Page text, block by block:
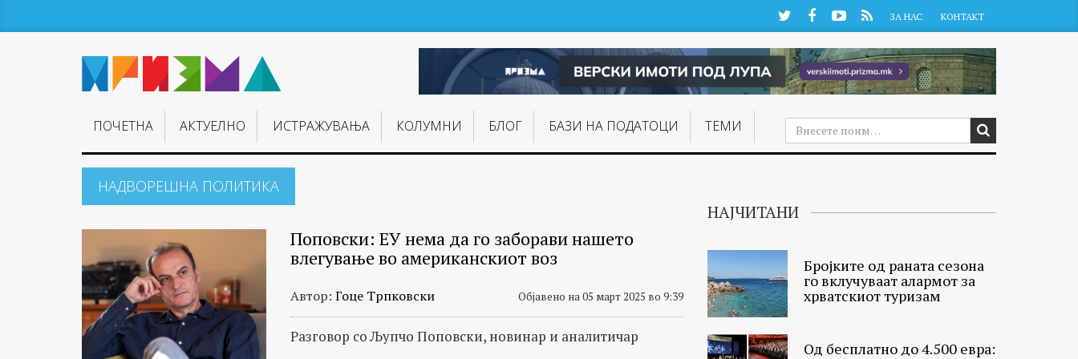
TwitterFacebookYouTube
RSS ЗА НАС КОНТАКТ
ПОЧЕТНА АКТУЕЛНО ИСТРАЖУВАЊA КОЛУМНИ БЛОГ БАЗИ НА ПОДАТОЦИ ТЕМИ
НАДВОРЕШНА ПОЛИТИКА
Поповски: ЕУ нема да го заборави нашето
влегување во американскиот воз
Автор: Гоце Трпковски Објавено на 05 март 2025 во 9:39
Разговор со Љупчо Поповски, новинар и аналитичар
НАЈЧИТАНИ
Бројките од раната сезона
го вклучуваат алармот за
хрватскиот туризам
Од бесплатно до 4.500 евра: